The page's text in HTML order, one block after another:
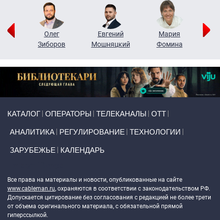
Олег
Зиборов
Евгений
Мошняцкий
Мария
Фомина
КАТАЛОГ ОПЕРАТОРЫ ТЕЛЕКАНАЛЫ ОТТ
АНАЛИТИКА РЕГУЛИРОВАНИЕ ТЕХНОЛОГИИ
ЗАРУБЕЖЬЕ КАЛЕНДАРЬ
Все права на материалы и новости, опубликованные на сайте
www.cableman.ru, охраняются в соответствии с законодательством РФ.
Допускается цитирование без согласования с редакцией не более трети
от объема оригинального материала, с обязательной прямой
гиперссылкой.